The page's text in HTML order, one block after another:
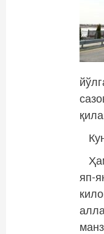
яп-